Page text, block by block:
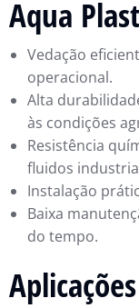
Aqua
Vedação
operacional.
Alta
às condições
Resistência
fluidos
Instalação
Baixa
do tempo.